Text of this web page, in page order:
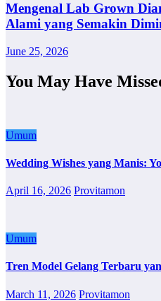
Mengenal Lab Grown
Alami yang Semakin
June 25, 2026
You May Have
Umum
Wedding Wishes yang Manis:
April 16, 2026 Provitamon
Umum
Tren Model Gelang Terbaru
March 11, 2026 Provitamon